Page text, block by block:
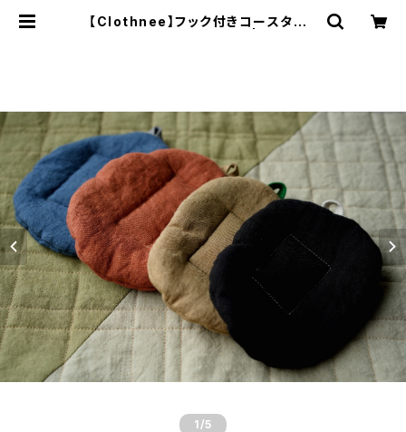
【Clothnee】フック付きコースター /
1 /5